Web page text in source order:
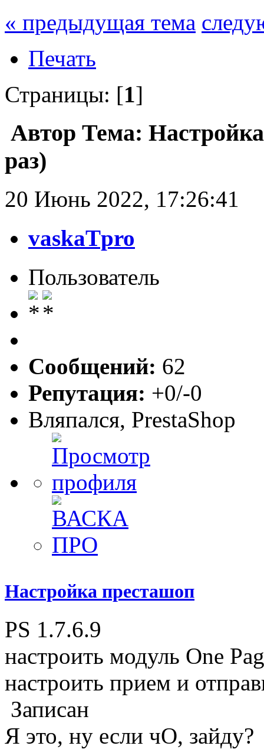
« предыдущая тема
Печать
Страницы: [1]
Автор Тема:
раз)
20 Июнь 2022, 17:26:41
vaskaTpro
Пользователь
Сообщений: 62
Репутация: +0/-0
Вляпался, PrestaShop
Настройка престашоп
PS 1.7.6.9
настроить модуль One
настроить прием и
Записан
Я это, ну если чО, зайду?